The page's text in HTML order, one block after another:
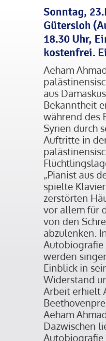
Sonntag,
Gütersloh
18.30 Uhr,
kostenfrei.
Aeham
aus
Bekanntheit
während des
Syrien durch
Auftritte in
„Pianist aus
spielte
zerstörten
vor allem für
von den
abzulenken.
Autobiografie
werden
Einblick in
Widerstand
Arbeit erhielt
Aeham
Dazwischen
Autobiografie